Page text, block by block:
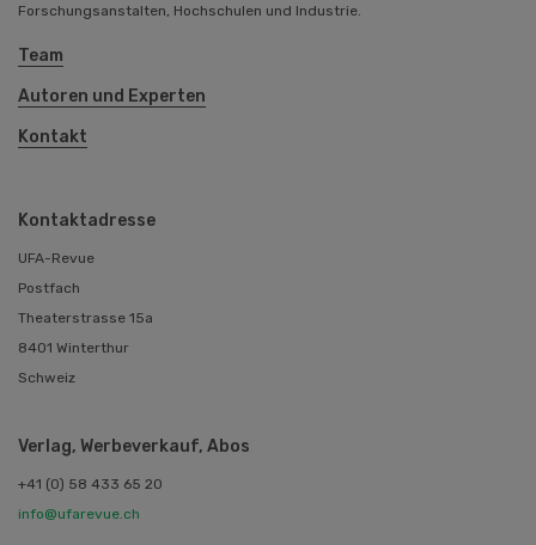
Forschungsanstalten, Hochschulen und Industrie.
Team
Autoren und Experten
Kontakt
Kontaktadresse
UFA-Revue
Postfach
Theaterstrasse 15a
8401 Winterthur
Schweiz
Verlag, Werbeverkauf, Abos
+41 (0) 58 433 65 20
info@ufarevue.ch